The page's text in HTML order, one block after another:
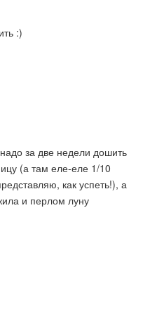
:)
за две недели дошить
(а там еле-еле 1/10
как успеть!), а
и перлом луну